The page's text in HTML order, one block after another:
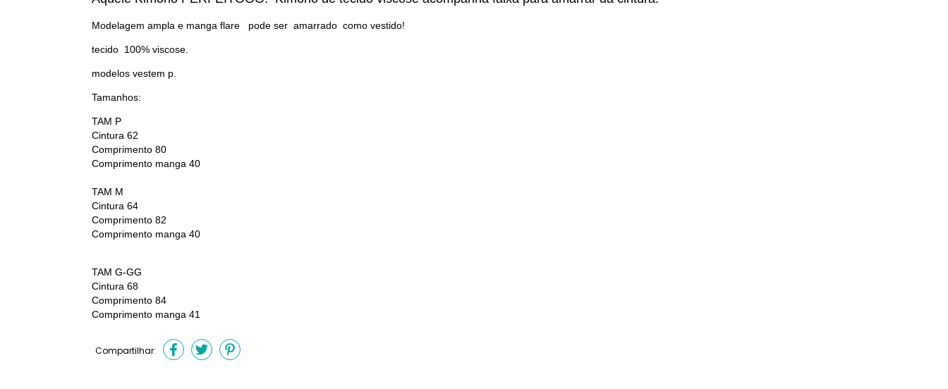
Modelagem ampla e manga flare pode ser amarrado como vestido!
tecido 100% viscose.
modelos vestem p.
Tamanhos:
TAM P
Cintura 62
Comprimento 80
Comprimento manga 40
TAM M
Cintura 64
Comprimento 82
Comprimento manga 40
TAM G-GG
Cintura 68
Comprimento 84
Comprimento manga 41
Compartilhar: